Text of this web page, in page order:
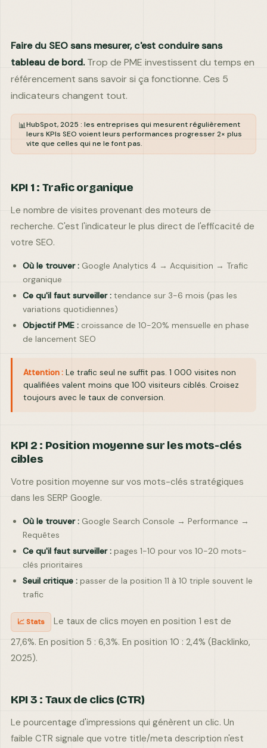
–
–
Réponse garantie · Données confidentielles
Faire du SEO sans mesurer, c'est conduire sans
tableau de bord.Trop de PME investissent du temps en
référencement sans savoir si ça fonctionne. Ces 5
indicateurs changent tout.
📊HubSpot, 2025 : les entreprises qui mesurent régulièrement
leurs KPIs SEO voient leurs performances progresser 2× plus
vite que celles qui ne le font pas.
KPI 1 : Trafic organique
Le nombre de visites provenant des moteurs de
recherche. C'est l'indicateur le plus direct de l'efficacité de
votre SEO.
Où le trouver : Google Analytics 4 → Acquisition → Trafic
organique
Ce qu'il faut surveiller : tendance sur 3-6 mois (pas les
variations quotidiennes)
Objectif PME : croissance de 10-20% mensuelle en phase
de lancement SEO
Attention : Le trafic seul ne suffit pas. 1 000 visites non
qualifiées valent moins que 100 visiteurs ciblés. Croisez
toujours avec le taux de conversion.
KPI 2 : Position moyenne sur les mots-clés
cibles
Votre position moyenne sur vos mots-clés stratégiques
dans les SERP Google.
Où le trouver : Google Search Console → Performance →
Requêtes
Ce qu'il faut surveiller : pages 1-10 pour vos 10-20 mots-
clés prioritaires
Seuil critique : passer de la position 11 à 10 triple souvent le
trafic
📈 Stats
Le taux de clics moyen en position 1 est de
27,6%. En position 5 : 6,3%. En position 10 : 2,4% (Backlinko,
2025).
KPI 3 : Taux de clics (CTR)
Le pourcentage d'impressions qui génèrent un clic. Un
faible CTR signale que votre title/meta description n'est